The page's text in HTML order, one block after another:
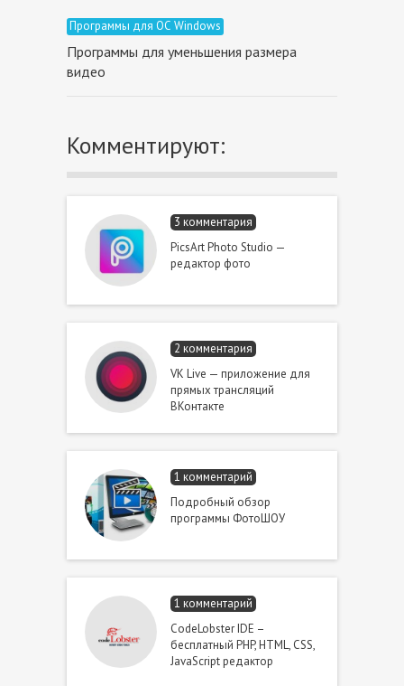
Программы для ОС Windows
Программы для уменьшения размера
видео
Комментируют:
3 комментария
PicsArt Photo Studio —
редактор фото
2 комментария
VK Live — приложение для
прямых трансляций
ВКонтакте
1 комментарий
Подробный обзор
программы ФотоШОУ
1 комментарий
CodeLobster IDE –
бесплатный PHP, HTML, CSS,
JavaScript редактор